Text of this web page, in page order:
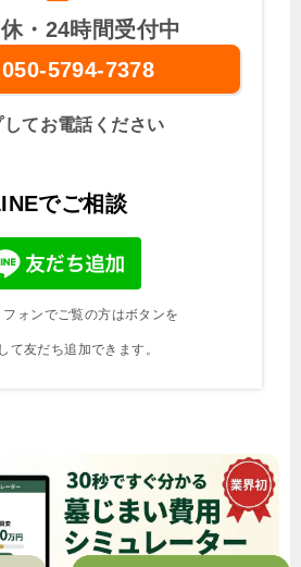
・24時間受付中
050-5794-7378
してお電話ください
でご相談
ォンでご覧の方はボタンを
て友だち追加できます。